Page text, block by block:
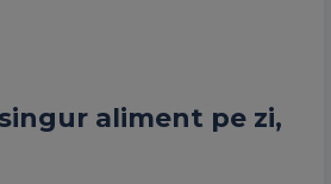
aliment pe zi,